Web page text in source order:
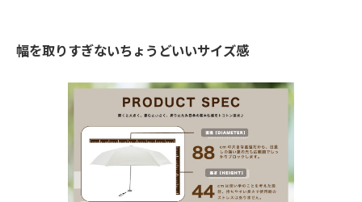
幅を取りすぎないちょうどいいサイズ感